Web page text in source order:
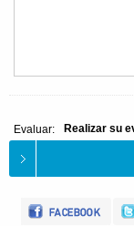
Evaluar: Realizar su